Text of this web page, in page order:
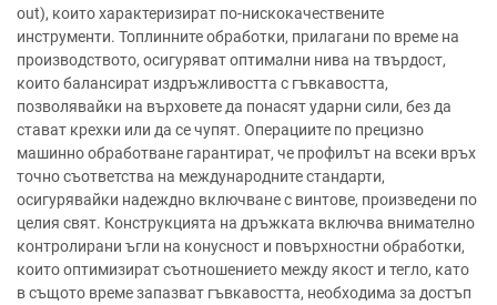
out), които характеризират по-нискокачествените
инструменти. Топлинните обработки, прилагани по време на
производството, осигуряват оптимални нива на твърдост,
които балансират издръжливостта с гъвкавостта,
позволявайки на върховете да понасят ударни сили, без да
стават крехки или да се чупят. Операциите по прецизно
машинно обработване гарантират, че профилът на всеки връх
точно съответства на международните стандарти,
осигурявайки надеждно включване с винтове, произведени по
целия свят. Конструкцията на дръжката включва внимателно
контролирани ъгли на конусност и повърхностни обработки,
които оптимизират съотношението между якост и тегло, като
в същото време запазват гъвкавостта, необходима за достъп